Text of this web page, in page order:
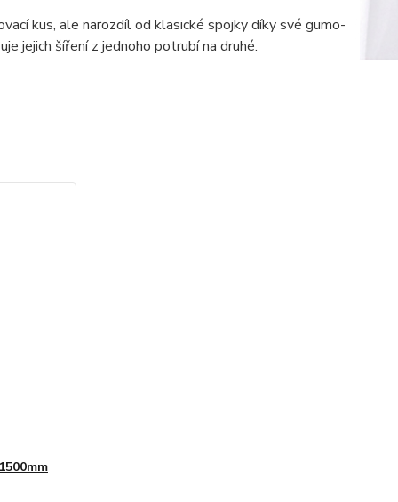
kus, ale narozdíl od klasické spojky díky své gumo-
jejich šíření z jednoho potrubí na druhé.